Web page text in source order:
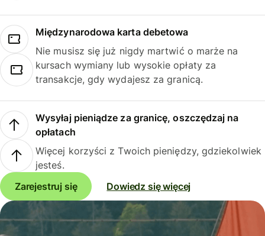
Międzynarodowa karta debetowa
Nie musisz się już nigdy martwić o marże na
kursach wymiany lub wysokie opłaty za
transakcje, gdy wydajesz za granicą.
Wysyłaj pieniądze za granicę, oszczędzaj na
opłatach
Więcej korzyści z Twoich pieniędzy, gdziekolwiek
jesteś.
Zarejestruj się
Dowiedz się więcej